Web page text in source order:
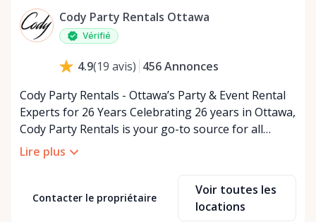
Jeudi
9:00 AM - 5:00 PM
Vendredi
Dimanche
Cody Party Rentals Ottawa
Vérifié
4.9(19 avis) 456Annonces
Cody Party Rentals - Ottawa’s Party & Event Rental
Experts for 26 Years Celebrating 26 years in Ottawa,
Cody Party Rentals is your go-to source for all
things party and event rentals. We’re proud to be a
partner of Rent Anything, expanding our offerings
At Cody Party Rentals, we believe in the power of
sharing—giving others the chance to rent out their
Lire plus
Contacter le propriétaire
Voir toutes les
locations